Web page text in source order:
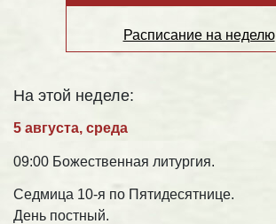
Расписание на неделю
На этой неделе:
5 августа, среда
09:00 Божественная литургия.
Седмица 10-я по Пятидесятнице.
День постный.